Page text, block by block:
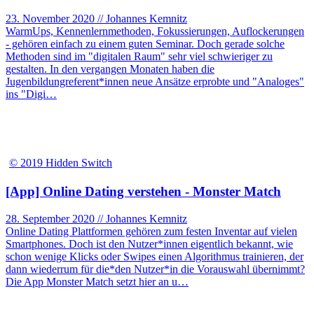
23. November 2020 // Johannes Kemnitz
WarmUps, Kennenlernmethoden, Fokussierungen, Auflockerungen
- gehören einfach zu einem guten Seminar. Doch gerade solche
Methoden sind im "digitalen Raum" sehr viel schwieriger zu
gestalten. In den vergangen Monaten haben die
Jugenbildungreferent*innen neue Ansätze erprobte und "Analoges"
ins "Digi…
© 2019 Hidden Switch
[App] Online Dating verstehen - Monster Match
28. September 2020 // Johannes Kemnitz
Online Dating Plattformen gehören zum festen Inventar auf vielen
Smartphones. Doch ist den Nutzer*innen eigentlich bekannt, wie
schon wenige Klicks oder Swipes einen Algorithmus trainieren, der
dann wiederrum für die*den Nutzer*in die Vorauswahl übernimmt?
Die App Monster Match setzt hier an u…